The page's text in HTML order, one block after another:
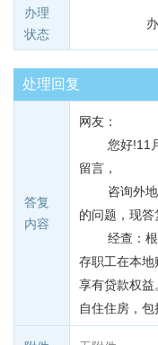
办理
状态
处理回复
答复
内容
网友：
留言，
的问题，现答
存职工在本
享有贷款权
自住住房，